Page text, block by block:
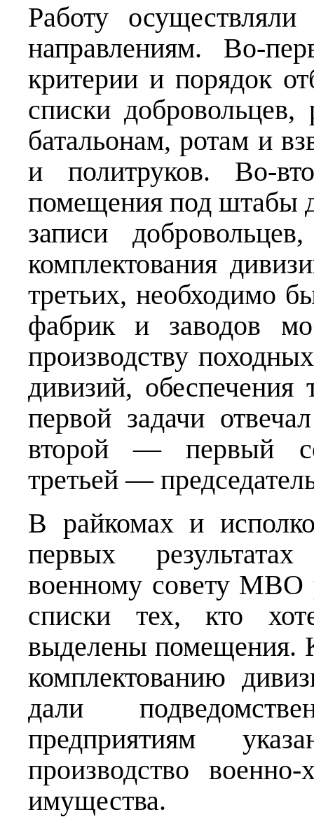
Работу
направлениям. Во-
критерии и порядок
списки
батальонам, ротам и
и политруков. Во-
помещения под штабы
записи
комплектования
третьих, необходимо
фабрик и заводов
производству
дивизий, обеспечения
первой задачи
второй — первый
третьей —
В райкомах и
первых
военному совету
списки тех, кто
выделены помещения.
комплектованию
дали
предприятиям
производство военно-
имущества.